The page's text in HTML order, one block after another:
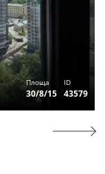
Площа
30/8/15
ID
43579